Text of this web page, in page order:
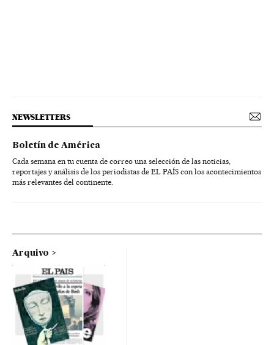
NEWSLETTERS
Boletín de América
Cada semana en tu cuenta de correo una selección de las noticias,
reportajes y análisis de los periodistas de EL PAÍS con los acontecimientos
más relevantes del continente.
Arquivo